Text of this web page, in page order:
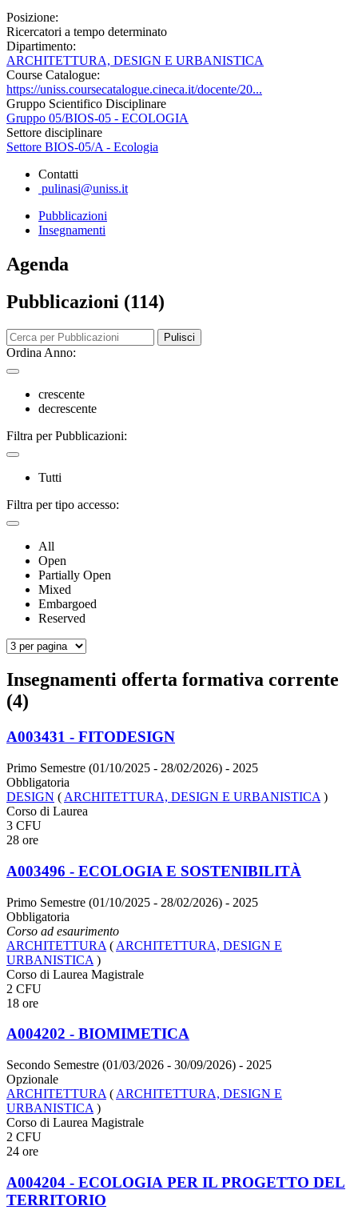
Posizione:
Ricercatori a tempo determinato
Dipartimento:
ARCHITETTURA, DESIGN E URBANISTICA
Course Catalogue:
https://uniss.coursecatalogue.cineca.it/docente/20...
Gruppo Scientifico Disciplinare
Gruppo 05/BIOS-05 - ECOLOGIA
Settore disciplinare
Settore BIOS-05/A - Ecologia
Contatti
pulinasi@uniss.it
Pubblicazioni
Insegnamenti
Agenda
Pubblicazioni (114)
Pulisci
Ordina Anno:
crescente
decrescente
Filtra per Pubblicazioni:
Tutti
Filtra per tipo accesso:
All
Open
Partially Open
Mixed
Embargoed
Reserved
Insegnamenti offerta formativa corrente
(4)
A003431 - FITODESIGN
Primo Semestre (01/10/2025 - 28/02/2026) - 2025
Obbligatoria
DESIGN ( ARCHITETTURA, DESIGN E URBANISTICA )
Corso di Laurea
3 CFU
28 ore
A003496 - ECOLOGIA E SOSTENIBILITÀ
Primo Semestre (01/10/2025 - 28/02/2026) - 2025
Obbligatoria
Corso ad esaurimento
ARCHITETTURA ( ARCHITETTURA, DESIGN E
URBANISTICA )
Corso di Laurea Magistrale
2 CFU
18 ore
A004202 - BIOMIMETICA
Secondo Semestre (01/03/2026 - 30/09/2026) - 2025
Opzionale
ARCHITETTURA ( ARCHITETTURA, DESIGN E
URBANISTICA )
Corso di Laurea Magistrale
2 CFU
24 ore
A004204 - ECOLOGIA PER IL PROGETTO DEL
TERRITORIO